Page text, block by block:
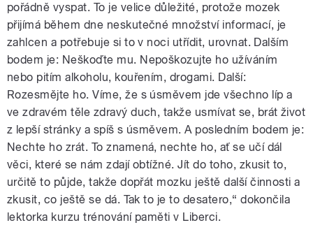
pořádně vyspat. To je velice důležité, protože mozek
přijímá během dne neskutečné množství informací, je
zahlcen a potřebuje si to v noci utřídit, urovnat. Dalším
bodem je: Neškoďte mu. Nepoškozujte ho užíváním
nebo pitím alkoholu, kouřením, drogami. Další:
Rozesmějte ho. Víme, že s úsměvem jde všechno líp a
ve zdravém těle zdravý duch, takže usmívat se, brát život
z lepší stránky a spíš s úsměvem. A posledním bodem je:
Nechte ho zrát. To znamená, nechte ho, ať se učí dál
věci, které se nám zdají obtížné. Jít do toho, zkusit to,
určitě to půjde, takže dopřát mozku ještě další činnosti a
zkusit, co ještě se dá. Tak to je to desatero,“ dokončila
lektorka kurzu trénování paměti v Liberci.